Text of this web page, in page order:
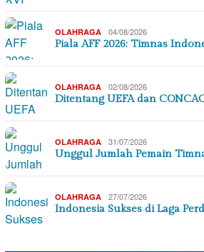
OLAHRAGA 04/08/2026
Piala AFF 2026: Timnas
OLAHRAGA 02/08/2026
Ditentang UEFA dan
OLAHRAGA 31/07/2026
Unggul Jumlah Pemain
OLAHRAGA 27/07/2026
Indonesia Sukses di Laga